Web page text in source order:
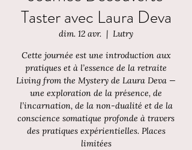
Taster avec Laura Deva
dim. 12 avr.
  |
Lutry
Cette journée est une introduction aux
pratiques et à l’essence de la retraite
Living from the Mystery de Laura Deva —
une exploration de la présence, de
l’incarnation, de la non-dualité et de la
conscience somatique profonde à travers
des pratiques expérientielles. Places
limitées